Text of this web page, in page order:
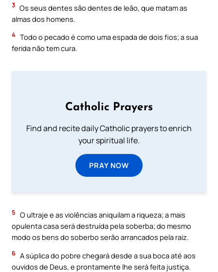
3 Os seus dentes são dentes de leão, que matam as
almas dos homens.
4 Todo o pecado é como uma espada de dois fios; a sua
ferida não tem cura.
Catholic Prayers
Find and recite daily Catholic prayers to enrich
your spiritual life.
PRAY NOW
5 O ultraje e as violências aniquilam a riqueza; a mais
opulenta casa será destruída pela soberba; do mesmo
modo os bens do soberbo serão arrancados pela raiz.
6 A súplica do pobre chegará desde a sua boca até aos
ouvidos de Deus, e prontamente lhe será feita justiça.